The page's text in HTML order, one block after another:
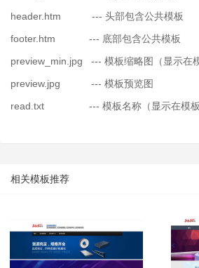
header.htm --- 头部包含公共模板
footer.htm --- 底部包含公共模板
preview_min.jpg --- 模板缩略图（显示在
preview.jpg --- 模板预览图
read.txt --- 模板名称（显示在模板
相关模板推荐